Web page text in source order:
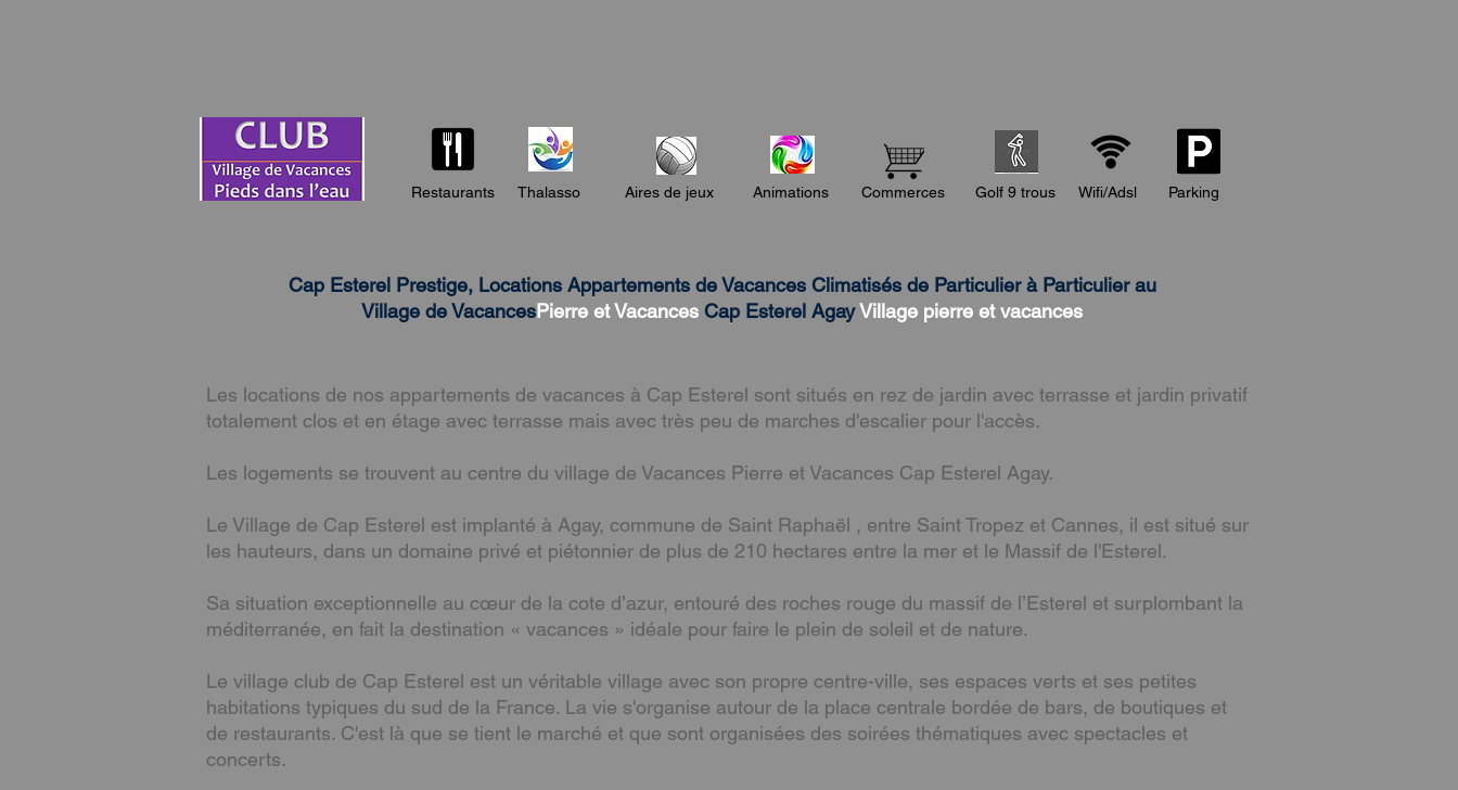
Restaurants Thalasso Aires de jeux Animations Commerces Golf 9 trous Wifi/Adsl Parking
Cap Esterel Prestige, Locations Appartements de Vacances Climatisés de Particulier à Particulier au
Village de VacancesPierre et Vacances Cap Esterel AgayVillage pierre et vacances
Les locations de nos appartements de vacances à Cap Esterel sont situés en rez de jardin avec terrasse et jardin privatif
totalement clos et en étage avec terrasse mais avec très peu de marches d'escalier pour l'accès.
Les logements se trouvent au centre du village de Vacances Pierre et Vacances Cap Esterel Agay.
Le Village de Cap Esterel est implanté à Agay, commune de Saint Raphaël , entre Saint Tropez et Cannes, il est situé sur
les hauteurs, dans un domaine privé et piétonnier de plus de 210 hectares entre la mer et le Massif de l'Esterel.
Sa situation exceptionnelle au cœur de la cote d’azur, entouré des roches rouge du massif de l’Esterel et surplombant la
méditerranée, en fait la destination « vacances » idéale pour faire le plein de soleil et de nature.
Le village club de Cap Esterel est un véritable village avec son propre centre-ville, ses espaces verts et ses petites
habitations typiques du sud de la France. La vie s'organise autour de la place centrale bordée de bars, de boutiques et
de restaurants. C'est là que se tient le marché et que sont organisées des soirées thématiques avec spectacles et
concerts.